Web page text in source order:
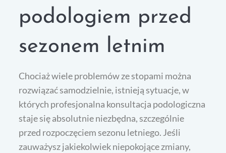
podologiem przed
sezonem letnim
Chociaż wiele problemów ze stopami można
rozwiązać samodzielnie, istnieją sytuacje, w
których profesjonalna konsultacja podologiczna
staje się absolutnie niezbędna, szczególnie
przed rozpoczęciem sezonu letniego. Jeśli
zauważysz jakiekolwiek niepokojące zmiany,